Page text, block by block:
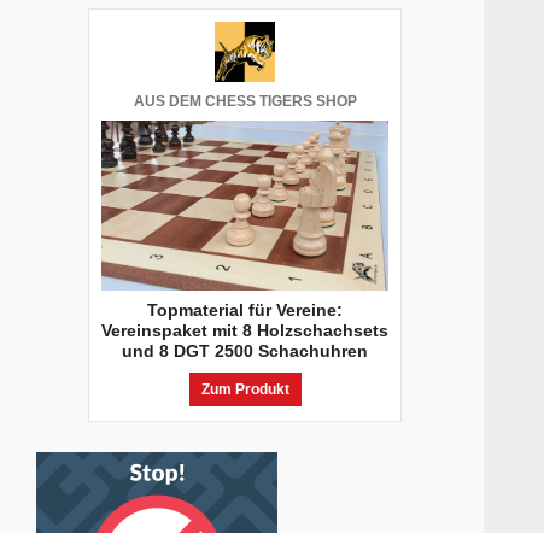
AUS DEM CHESS TIGERS SHOP
Topmaterial für Vereine:
Vereinspaket mit 8 Holzschachsets
und 8 DGT 2500 Schachuhren
Zum Produkt